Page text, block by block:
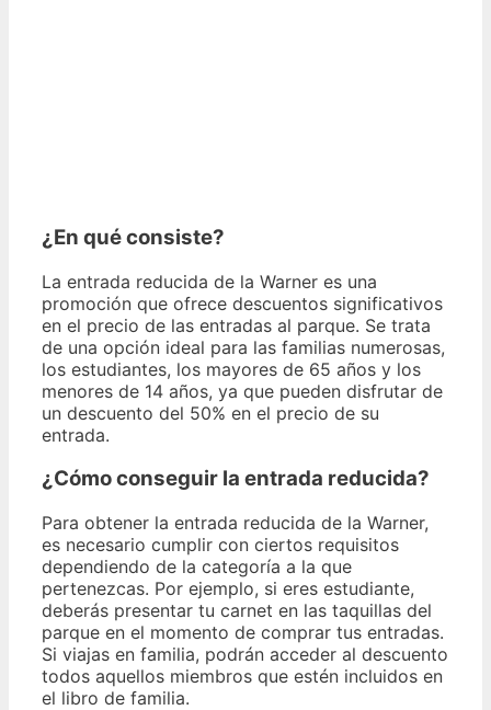
¿En qué consiste?
La entrada reducida de la Warner es una
promoción que ofrece descuentos significativos
en el precio de las entradas al parque. Se trata
de una opción ideal para las familias numerosas,
los estudiantes, los mayores de 65 años y los
menores de 14 años, ya que pueden disfrutar de
un descuento del 50% en el precio de su
entrada.
¿Cómo conseguir la entrada reducida?
Para obtener la entrada reducida de la Warner,
es necesario cumplir con ciertos requisitos
dependiendo de la categoría a la que
pertenezcas. Por ejemplo, si eres estudiante,
deberás presentar tu carnet en las taquillas del
parque en el momento de comprar tus entradas.
Si viajas en familia, podrán acceder al descuento
todos aquellos miembros que estén incluidos en
el libro de familia.